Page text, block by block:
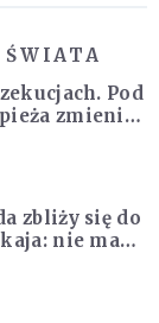
Pod
zmienił
zbliży się do
nie ma